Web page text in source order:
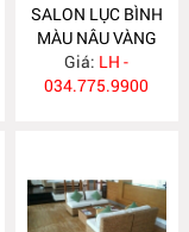
SALON LỤC BÌNH
MÀU NÂU VÀNG
LB50
Giá: LH -
034.775.9900